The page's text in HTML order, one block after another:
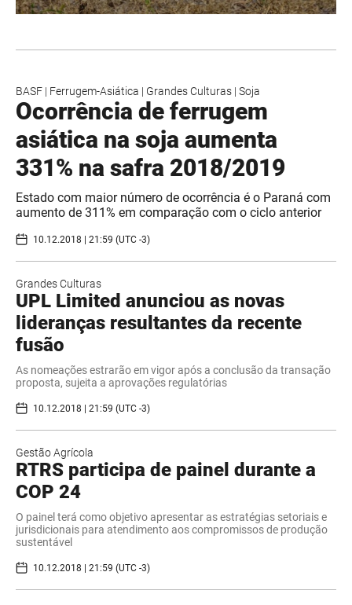
BASF | Ferrugem-Asiática | Grandes Culturas | Soja
Ocorrência de ferrugem
asiática na soja aumenta
331% na safra 2018/2019
Estado com maior número de ocorrência é o Paraná com
aumento de 311% em comparação com o ciclo anterior
10.12.2018 | 21:59 (UTC -3)
Grandes Culturas
UPL Limited anunciou as novas
lideranças resultantes da recente
fusão
As nomeações estrarão em vigor após a conclusão da transação
proposta, sujeita a aprovações regulatórias
10.12.2018 | 21:59 (UTC -3)
Gestão Agrícola
RTRS participa de painel durante a
COP 24
O painel terá como objetivo apresentar as estratégias setoriais e
jurisdicionais para atendimento aos compromissos de produção
sustentável
10.12.2018 | 21:59 (UTC -3)